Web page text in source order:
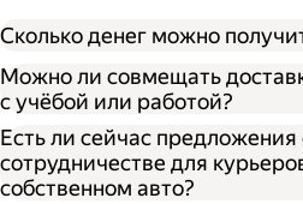
Сколько денег можно
Можно ли совмещать
с учёбой или работой?
Есть ли сейчас предложения
сотрудничестве для
собственном авто?